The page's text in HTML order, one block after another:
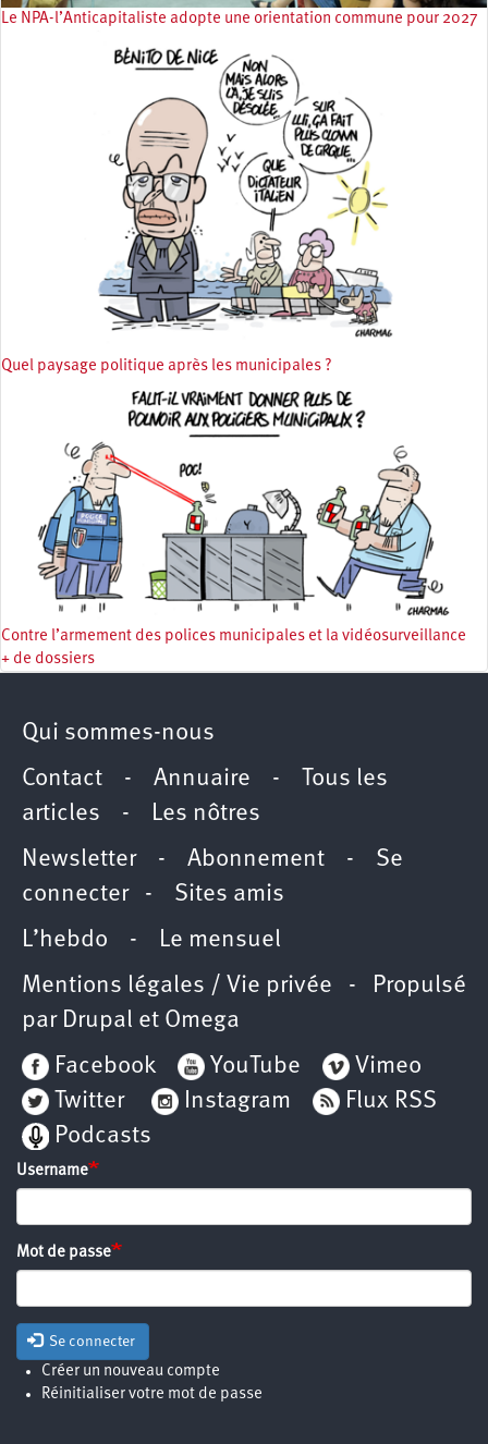
Le NPA-l’Anticapitaliste adopte une orientation commune pour 2027
Quel paysage politique après les municipales ?
Contre l’armement des polices municipales et la vidéosurveillance
+ de dossiers
Qui sommes-nous
Contact - Annuaire -
Tous les
articles - Les nôtres
Newsletter- Abonnement - Se
connecter- Sites amis
L’hebdo - Le mensuel
Mentions légales / Vie privée - Propulsé
par Drupal et Omega
Facebook
YouTube
Vimeo
Twitter
Instagram
Flux RSS
Podcasts
Username
Mot de passe
Se connecter
Créer un nouveau compte
Réinitialiser votre mot de passe